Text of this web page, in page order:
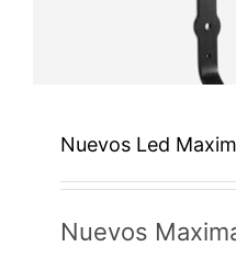
Nuevos Led
Nuevos